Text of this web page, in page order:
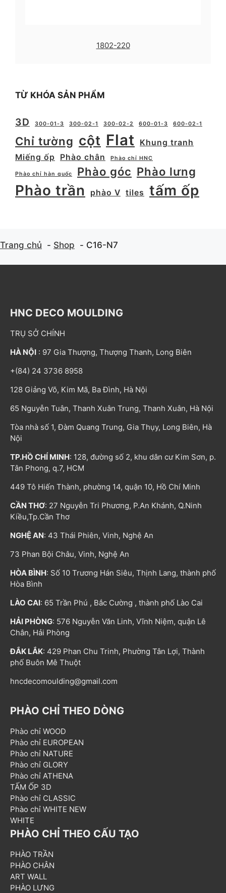
1802-220
TỪ KHÓA SẢN PHẨM
3D 300-01-3 300-02-1 300-02-2 600-01-3 600-02-1
Chỉ tường cột Flat
Khung tranh
Miếng ốp
Phào chân Phào chỉ HNC
Phào chỉ hàn quốc Phào góc Phào lưng
Phào trần phào V tiles tấm ốp
Trang chủ Shop C16-N7
HNC DECO MOULDING
TRỤ SỞ CHÍNH
HÀ NỘI : 97 Gia Thượng, Thượng Thanh, Long Biên
+(84) 24 3736 8958
128 Giảng Võ, Kim Mã, Ba Đình, Hà Nội
65 Nguyễn Tuân, Thanh Xuân Trung, Thanh Xuân, Hà Nội
Tòa nhà số 1, Đàm Quang Trung, Gia Thụy, Long Biên, Hà
Nội
TP.HỒ CHÍ MINH: 128, đường số 2, khu dân cư Kim Sơn, p.
Tân Phong, q.7, HCM
449 Tô Hiến Thành, phường 14, quận 10, Hồ Chí Minh
CẦN THƠ: 27 Nguyễn Tri Phương, P.An Khánh, Q.Ninh
Kiều,Tp.Cần Thơ
NGHỆ AN: 43 Thái Phiên, Vinh, Nghệ An
73 Phan Bội Châu, Vinh, Nghệ An
HÒA BÌNH: Số 10 Trương Hán Siêu, Thịnh Lang, thành phố
Hòa Bình
LÀO CAI: 65 Trần Phú , Bắc Cường , thành phố Lào Cai
HẢI PHÒNG: 576 Nguyễn Văn Linh, Vĩnh Niệm, quận Lê
Chân, Hải Phòng
ĐẮK LẮK: 429 Phan Chu Trinh, Phường Tân Lợi, Thành
phố Buôn Mê Thuột
hncdecomoulding@gmail.com
PHÀO CHỈ THEO DÒNG
Phào chỉ WOOD
Phào chỉ EUROPEAN
Phào chỉ NATURE
Phào chỉ GLORY
Phào chỉ ATHENA
TẤM ỐP 3D
Phào chỉ CLASSIC
Phào chỉ WHITE NEW
WHITE
PHÀO CHỈ THEO CẤU TẠO
PHÀO TRẦN
PHÀO CHÂN
ART WALL
PHÀO LƯNG